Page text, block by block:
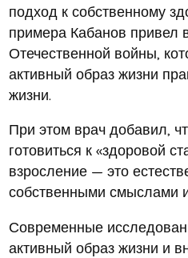
подход к собственному
примера Кабанов привел
Отечественной войны,
активный образ жизни
жизни.
При этом врач добавил,
готовиться к «здоровой
взросление — это
собственными смыслами
Современные
активный образ жизни и